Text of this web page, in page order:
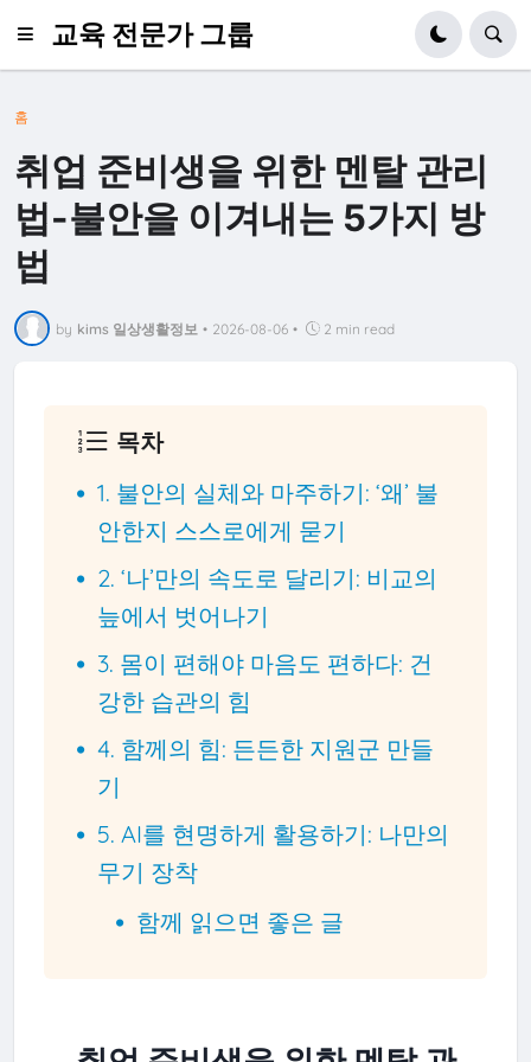
교육 전문가 그룹
홈
취업 준비생을 위한 멘탈 관리
법-불안을 이겨내는 5가지 방
법
by kims 일상생활정보 • 2026-08-06 • 2 min read
목차
1. 불안의 실체와 마주하기: ‘왜’ 불
안한지 스스로에게 묻기
2. ‘나’만의 속도로 달리기: 비교의
늪에서 벗어나기
3. 몸이 편해야 마음도 편하다: 건
강한 습관의 힘
4. 함께의 힘: 든든한 지원군 만들
기
5. AI를 현명하게 활용하기: 나만의
무기 장착
함께 읽으면 좋은 글